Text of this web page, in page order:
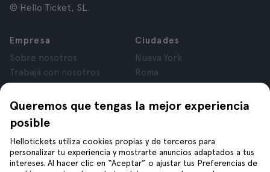
Queremos que tengas la mejor experiencia
posible
Hellotickets utiliza cookies propias y de terceros para
personalizar tu experiencia y mostrarte anuncios adaptados a tus
intereses. Al hacer clic en “Aceptar” o ajustar tus Preferencias de
© Hello Ticket, SL.
Empresa
Sobre nosotros
Trabajá con nosotros
Opiniones
Privacidad
Términos y Condiciones
Aviso Legal
Cookies
Ciudades
Nueva York
Roma
Londres
Granada
Tenerife